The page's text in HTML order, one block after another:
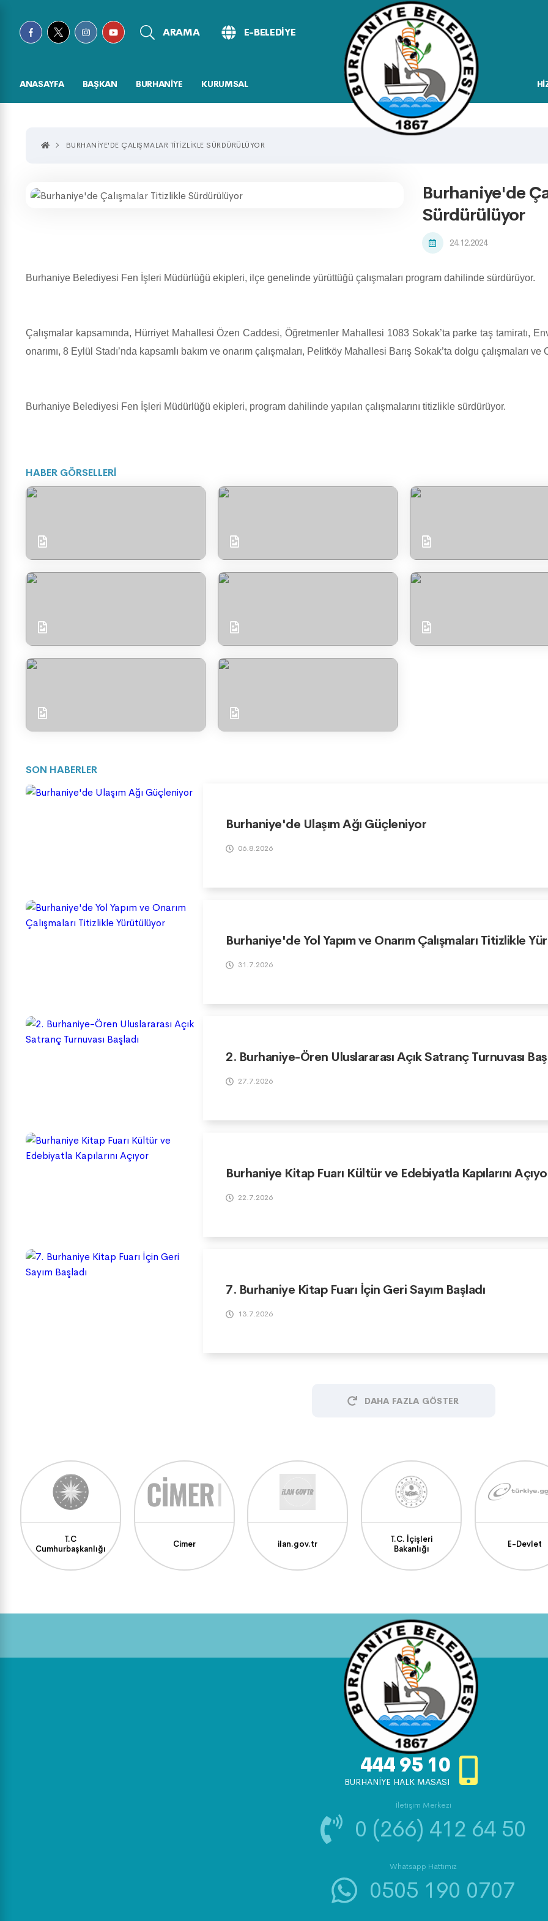
ARAMA E-BELEDİYE
ANASAYFA BAŞKAN BURHANİYE KURUMSAL
BURHANIYE'DE ÇALIŞMALAR TITIZLIKLE SÜRDÜRÜLÜYOR
Burhaniye'de
Sürdürülüyor
24.12.2024
Burhaniye Belediyesi Fen İşleri Müdürlüğü ekipleri, ilçe genelinde yürüttüğü çalışmaları program dahilinde sürdürüyor.
Çalışmalar kapsamında, Hürriyet Mahallesi Özen Caddesi, Öğretmenler Mahallesi 1083 Sokak’ta parke taş tamiratı,
onarımı, 8 Eylül Stadı’nda kapsamlı bakım ve onarım çalışmaları, Pelitköy Mahallesi Barış Sokak’ta dolgu çalışmaları
Burhaniye Belediyesi Fen İşleri Müdürlüğü ekipleri, program dahilinde yapılan çalışmalarını titizlikle sürdürüyor.
HABER GÖRSELLERİ
SON HABERLER
Burhaniye'de Ulaşım Ağı Güçleniyor
06.8.2026
Burhaniye'de Yol Yapım ve Onarım Çalışmaları Titizlikle
31.7.2026
2. Burhaniye-Ören Uluslararası Açık Satranç Turnuvası
27.7.2026
Burhaniye Kitap Fuarı Kültür ve Edebiyatla Kapılarını
22.7.2026
7. Burhaniye Kitap Fuarı İçin Geri Sayım Başladı
13.7.2026
DAHA FAZLA GÖSTER
T.C
Cumhurbaşkanlığı
Cimer ilan.gov.tr
T.C. İçişleri
Bakanlığı
E-Devlet
444 95 10
BURHANİYE HALK MASASI
İletişim Merkezi
0 (266) 412 64 50
Whatsapp Hattımız
0505 190 0707